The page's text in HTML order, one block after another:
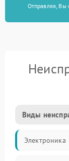
Отправляя, Вы
Виды
Электроника